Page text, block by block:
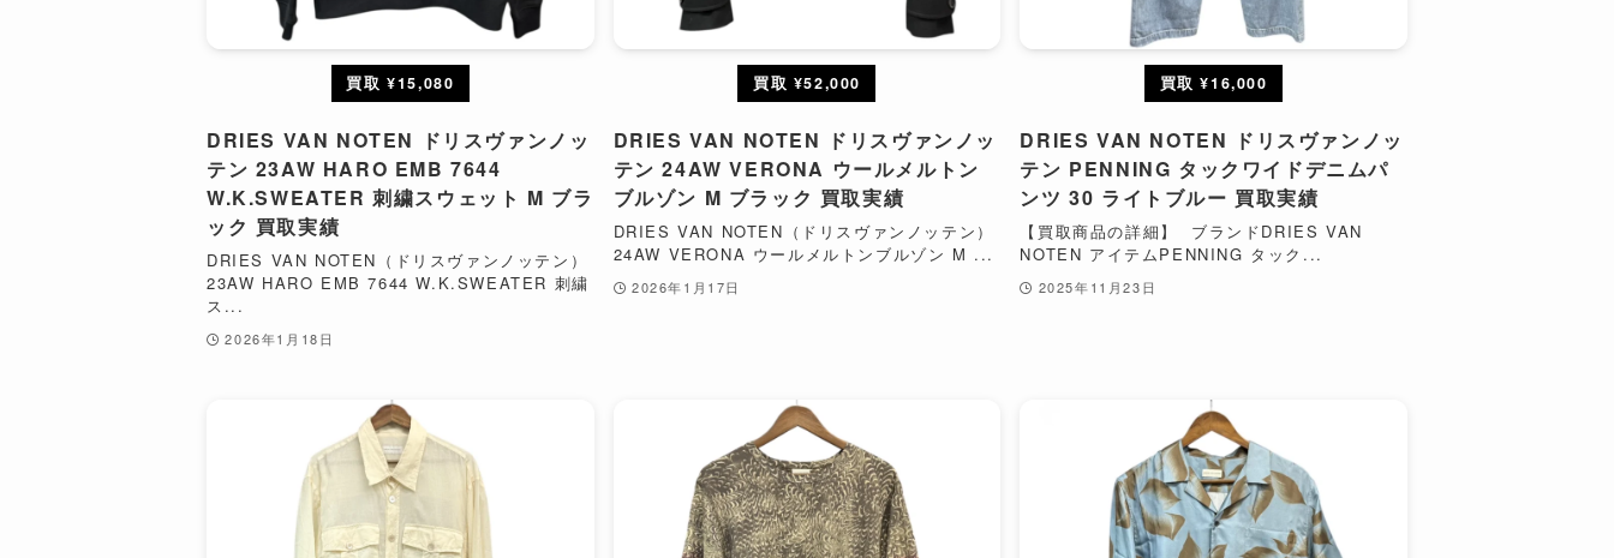
買取 ¥15,080
DRIES VAN NOTEN ドリスヴァンノッ
テン 23AW HARO EMB 7644
W.K.SWEATER 刺繍スウェット M ブラ
ック 買取実績
DRIES VAN NOTEN（ドリスヴァンノッテン）
23AW HARO EMB 7644 W.K.SWEATER 刺繍
ス...
2026年1月18日
買取 ¥52,000
DRIES VAN NOTEN ドリスヴァンノッ
テン 24AW VERONA ウールメルトン
ブルゾン M ブラック 買取実績
DRIES VAN NOTEN（ドリスヴァンノッテン）
24AW VERONA ウールメルトンブルゾン M ...
2026年1月17日
買取 ¥16,000
DRIES VAN NOTEN ドリスヴァンノッ
テン PENNING タックワイドデニムパ
ンツ 30 ライトブルー 買取実績
【買取商品の詳細】 ブランドDRIES VAN
NOTEN アイテムPENNING タック...
2025年11月23日